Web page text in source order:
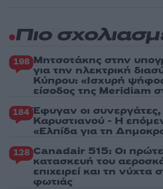
Πιο
198 Μητσοτάκης στην
για την ηλεκτρική
Κύπρου: «Ισχυρή
είσοδος της Meridiam
184 Έφυγαν οι
Καρυστιανού - Η
«Ελπίδα για τη
128 Canadair 515: Οι
κατασκευή του
επιχειρεί και τη
φωτιάς